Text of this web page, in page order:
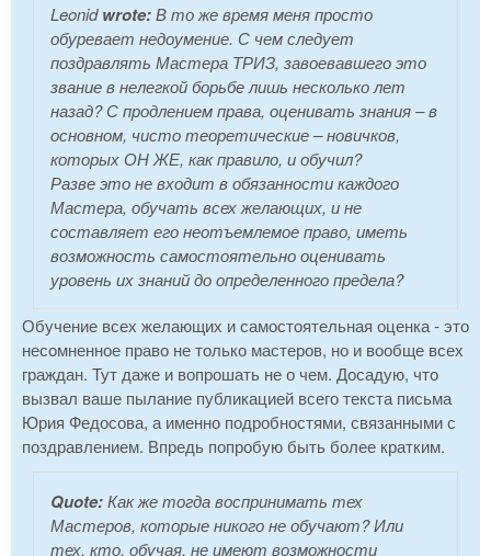
Leonidwrote:В то же время меня просто
обуревает недоумение. С чем следует
поздравлять Мастера ТРИЗ, завоевавшего это
звание в нелегкой борьбе лишь несколько лет
назад? С продлением права, оценивать знания – в
основном, чисто теоретические – новичков,
которых ОН ЖЕ, как правило, и обучил?
Разве это не входит в обязанности каждого
Мастера, обучать всех желающих, и не
составляет его неотъемлемое право, иметь
возможность самостоятельно оценивать
уровень их знаний до определенного предела?
Обучение всех желающих и самостоятельная оценка - это
несомненное право не только мастеров, но и вообще всех
граждан. Тут даже и вопрошать не о чем. Досадую, что
вызвал ваше пылание публикацией всего текста письма
Юрия Федосова, а именно подробностями, связанными с
поздравлением. Впредь попробую быть более кратким.
Quote:Как же тогда воспринимать тех
Мастеров, которые никого не обучают? Или
тех, кто, обучая, не имеют возможности